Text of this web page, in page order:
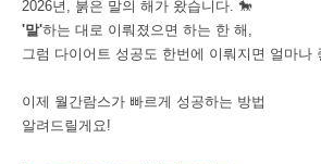
2026년, 붉은 말의 해가 왔습니다. 🐎
'말'하는 대로 이뤄졌으면 하는 한 해,
그럼 다이어트 성공도 한번에 이뤄지면 얼마나
이제 월간람스가 빠르게 성공하는 방법
알려드릴게요!